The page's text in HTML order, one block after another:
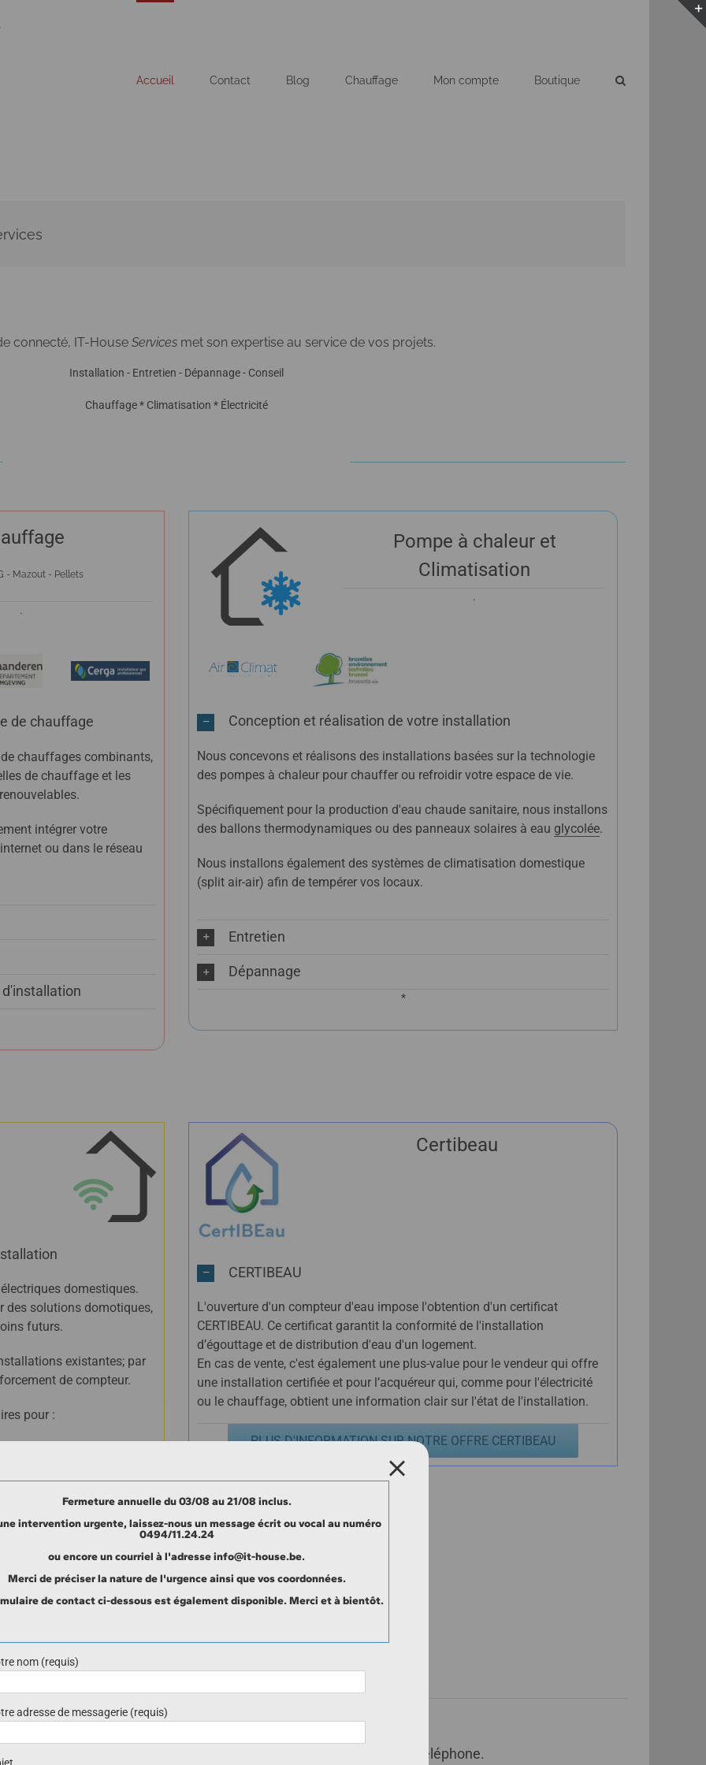
Accueil Contact Blog Chauffage Mon compte Boutique
connecté, IT-House Servicesmet son expertise au service de vos projets.
Installation - Entretien - Dépannage - Conseil
Chauffage * Climatisation * Électricité
- Mazout - Pellets
.
de chauffage
chauffages combinants,
de chauffage et les
intégrer votre
ou dans le réseau
Pompe à chaleur et
Climatisation
.
Conception et réalisation de votre installation
Nous concevons et réalisons des installations basées sur la technologie
des pompes à chaleur pour chauffer ou refroidir votre espace de vie.
Spécifiquement pour la production d'eau chaude sanitaire, nous installons
des ballons thermodynamiques ou des panneaux solaires à eau glycolée.
Nous installons également des systèmes de climatisation domestique
(split air-air) afin de tempérer vos locaux.
Entretien
Dépannage
*
domestiques.
des solutions domotiques,
futurs.
existantes; par
de compteur.
pour :
Certibeau
CERTIBEAU
L'ouverture d'un compteur d'eau impose l'obtention d'un certificat
CERTIBEAU. Ce certificat garantit la conformité de l'installation
d’égouttage et de distribution d'eau d'un logement.
En cas de vente, c'est également une plus-value pour le vendeur qui offre
une installation certifiée et pour l’acquéreur qui, comme pour l'électricité
ou le chauffage, obtient une information clair sur l'état de l'installation.
PLUS D'INFORMATION SUR NOTRE OFFRE CERTIBEAU
Une demande de prix ou une question ?
Nous répondrons avec plaisir à vos questions par mail ou par téléphone.
Fermeture annuelle du 03/08 au 21/08 inclus.
interventionurgente, laissez-nous un message écrit ou vocal au numéro
0494/11.24.24
ou encore un courriel à l'adresse info@it-house.be.
Merci de préciser la nature de l'urgence ainsi que vos coordonnées.
de contact ci-dessous est également disponible. Merci et à bientôt.
nom (requis)
adresse de messagerie (requis)